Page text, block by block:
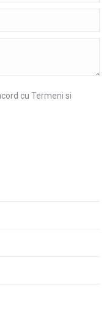
cu Termeni si